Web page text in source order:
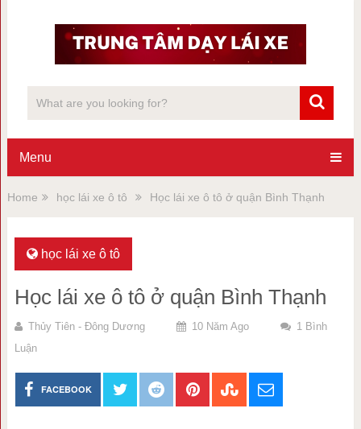
Menu
Home học lái xe ô tô Học lái xe ô tô ở quận Bình Thạnh
học lái xe ô tô
Học lái xe ô tô ở quận Bình Thạnh
Thủy Tiên - Đông Dương 10 Năm Ago
1 Bình
Luận
FACEBOOK